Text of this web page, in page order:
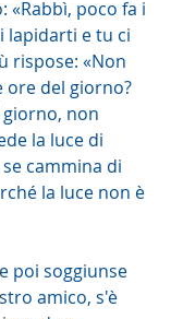
«Rabbì, poco fa i
lapidarti e tu ci
rispose: «Non
ore del giorno?
non
la luce di
cammina di
la luce non è
poi soggiunse
amico, s'è